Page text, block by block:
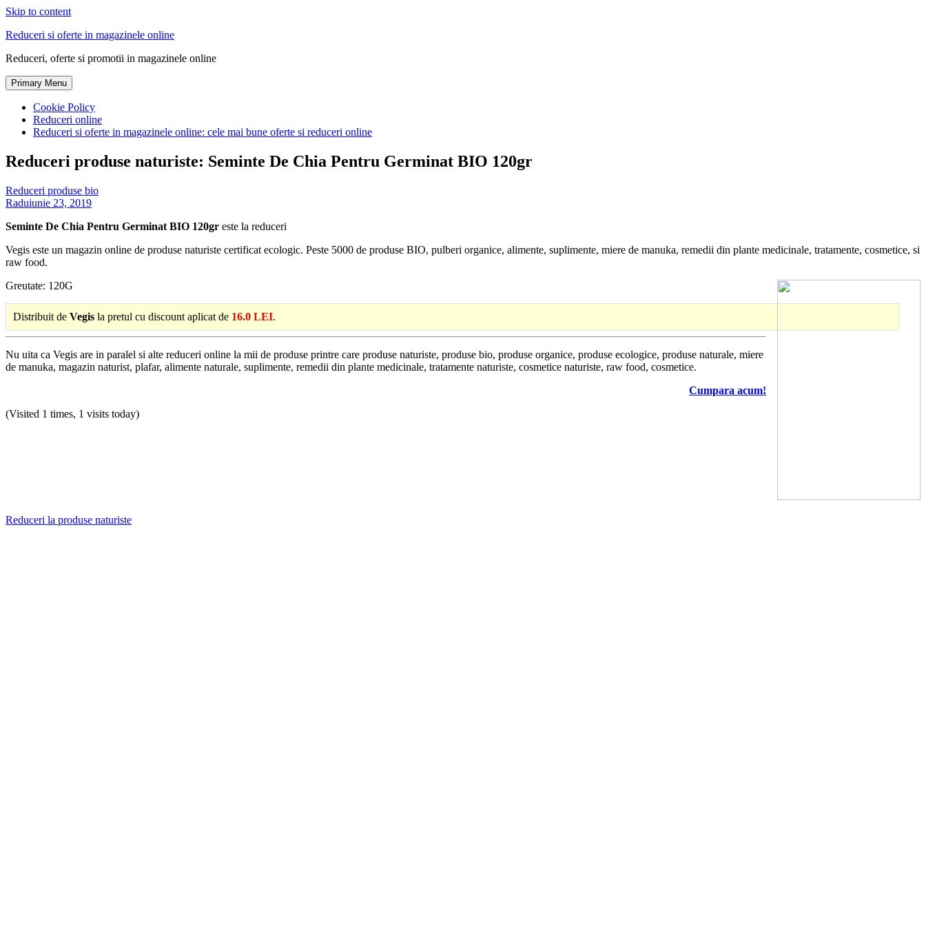
Skip to content
Reduceri si oferte in magazinele online
Reduceri, oferte si promotii in magazinele online
Primary Menu
Cookie Policy
Reduceri online
Reduceri si oferte in magazinele online: cele mai bune oferte si reduceri online
Reduceri produse naturiste: Seminte De Chia Pentru Germinat BIO 120gr
Reduceri produse bio
Raduiunie 23, 2019
Seminte De Chia Pentru Germinat BIO 120gr este la reduceri
Vegis este un magazin online de produse naturiste certificat ecologic. Peste 5000 de produse BIO, pulberi organice, alimente, suplimente, miere de manuka, remedii din plante medicinale, tratamente, cosmetice, si
raw food.
Greutate: 120G
Distribuit de Vegis la pretul cu discount aplicat de 16.0 LEI.
Nu uita ca Vegis are in paralel si alte reduceri online la mii de produse printre care produse naturiste, produse bio, produse organice, produse ecologice, produse naturale, miere
de manuka, magazin naturist, plafar, alimente naturale, suplimente, remedii din plante medicinale, tratamente naturiste, cosmetice naturiste, raw food, cosmetice.
Cumpara acum!
(Visited 1 times, 1 visits today)
Reduceri la produse naturiste